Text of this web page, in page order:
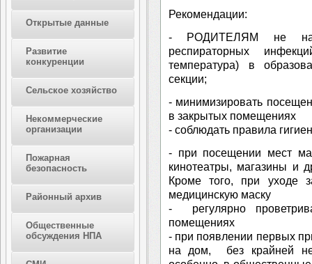
Открытые данные
Развитие
конкуренции
Сельское хозяйство
Некоммерческие
организации
Пожарная
безопасность
Районный архив
Общественные
обсуждения НПА
Рекомендации:
- РОДИТЕЛЯМ не
респираторных
температура) в
секции;
- минимизировать
в закрытых помещениях
- соблюдать правила
- при посещении мест
кинотеатры, магазины и
Кроме того, при уходе
медицинскую маску
- регулярно
помещениях
- при появлении первых
на дом, без крайней